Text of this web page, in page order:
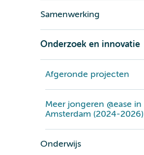
Samenwerking
Onderzoek en innovatie
Afgeronde projecten
Meer jongeren @ease in
Amsterdam (2024-2026)
Onderwijs